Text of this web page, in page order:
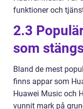
funktioner och
2.3
som
Bland de mest
finns appar som
Huawei Music och
vunnit mark på